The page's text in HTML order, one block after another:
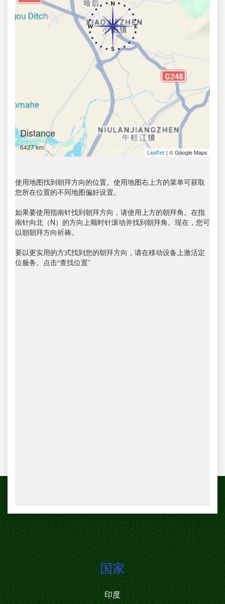
Distance
6427 km
Leaflet | © Google Maps
使用地图找到朝拜方向的位置。使用地图右上方的菜单可获取
您所在位置的不同地图偏好设置。
如果要使用指南针找到朝拜方向，请使用上方的朝拜角。在指
南针向北（N）的方向上顺时针滚动并找到朝拜角。现在，您可
以朝朝拜方向祈祷。
要以更实用的方式找到您的朝拜方向，请在移动设备上激活定
位服务。点击“查找位置”
国家
印度